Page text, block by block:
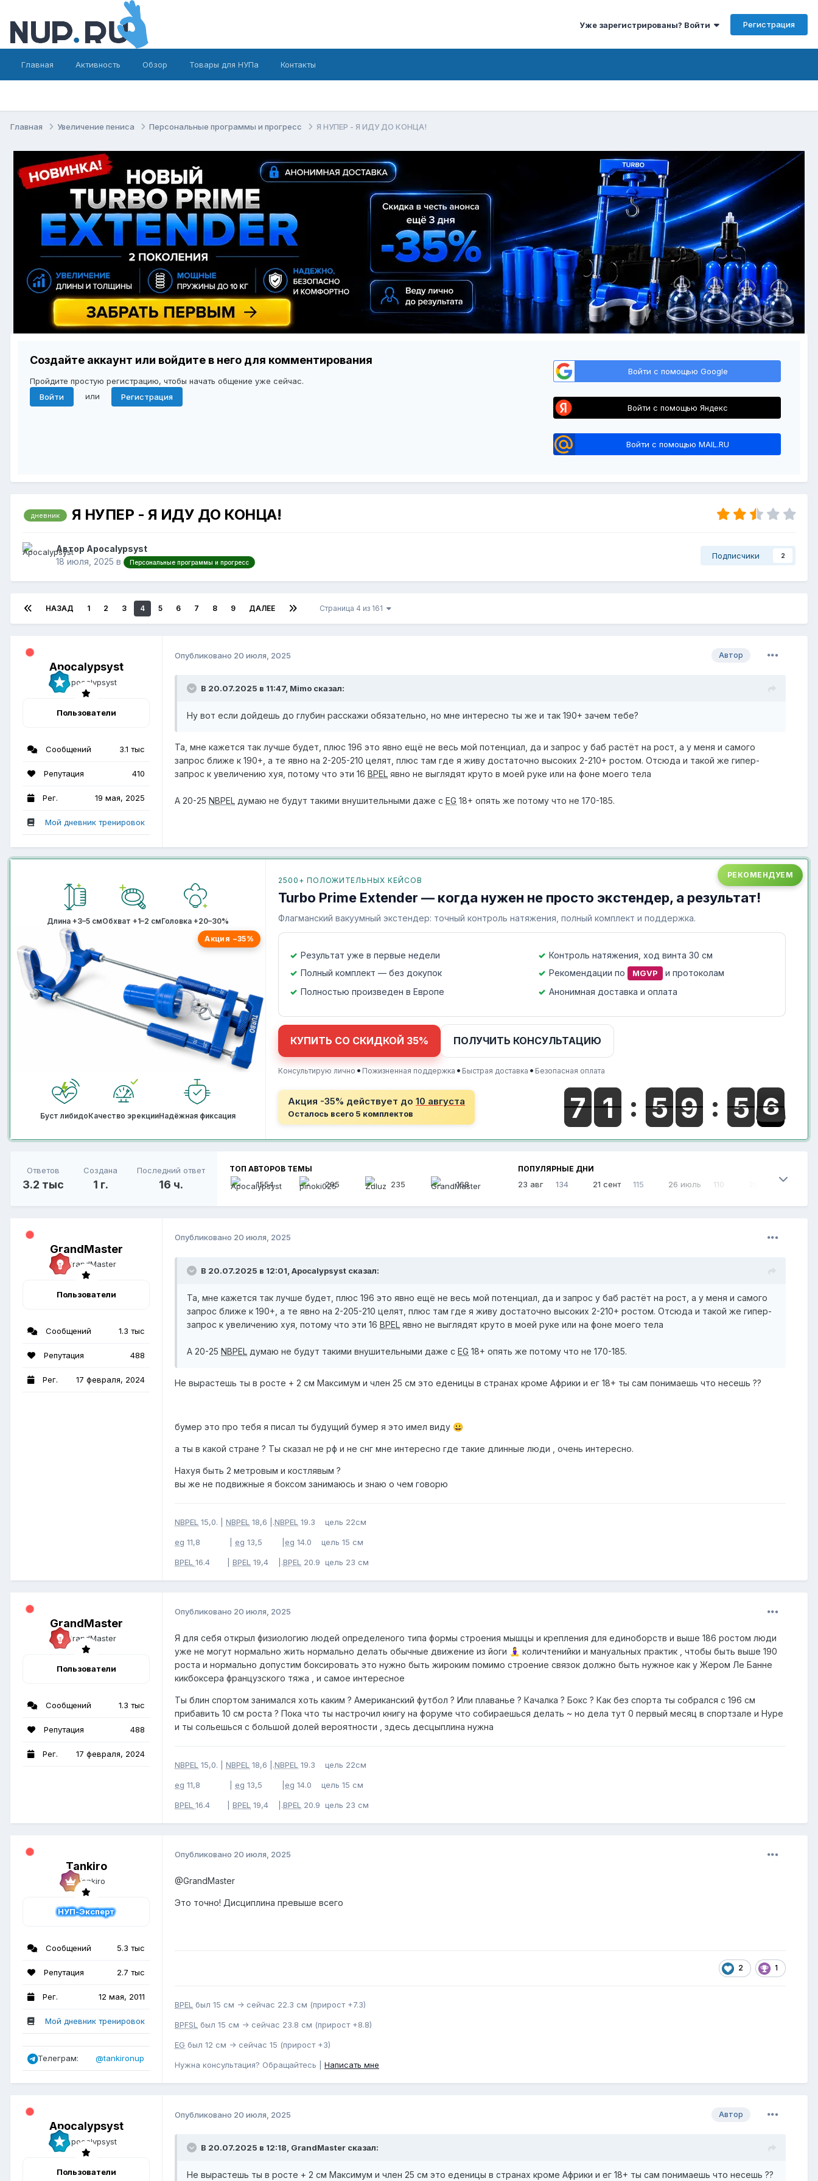
Уже зарегистрированы? Войти Регистрация
Главная Активность Обзор Товары для НУПа Контакты
Главная Увеличение пениса Персональные программы и прогресс Я НУПЕР - Я ИДУ ДО КОНЦА!
Создайте аккаунт или войдите в него для комментирования
Пройдите простую регистрацию, чтобы начать общение уже сейчас.
Войти
или Регистрация
Войти с помощью Google
Войти с помощью Яндекс
Войти с помощью MAIL.RU
дневник Я НУПЕР - Я ИДУ ДО КОНЦА!
Автор Apocalypsyst
18 июля, 2025 в Персональные программы и прогресс
Подписчики 2
НАЗАД 1 2 3 4 5 6 7 8 9 ДАЛЕЕ Страница 4 из 161
Apocalypsyst
Пользователи
Сообщений 3.1 тыс
Репутация 410
Рег. 19 мая, 2025
Мой дневник тренировок
Автор
Опубликовано 20 июля, 2025
В 20.07.2025 в 11:47, Mimo сказал:
Ну вот если дойдешь до глубин расскажи обязательно, но мне интересно ты же и так 190+ зачем тебе?
Та, мне кажется так лучше будет, плюс 196 это явно ещё не весь мой потенциал, да и запрос у баб растёт на рост, а у меня и самого
запрос ближе к 190+, а те явно на 2-205-210 целят, плюс там где я живу достаточно высоких 2-210+ ростом. Отсюда и такой же гипер-
запрос к увеличению хуя, потому что эти 16 BPEL явно не выглядят круто в моей руке или на фоне моего тела
А 20-25 NBPEL думаю не будут такими внушительными даже с EG 18+ опять же потому что не 170-185.
Длина +3–5 смОбхват +1–2 смГоловка +20–30%
Акция −35%
Буст либидоКачество эрекцииНадёжная фиксация
РЕКОМЕНДУЕМ
2500+ ПОЛОЖИТЕЛЬНЫХ КЕЙСОВ
Turbo Prime Extender — когда нужен не просто экстендер, а результат!
Флагманский вакуумный экстендер: точный контроль натяжения, полный комплект и поддержка.
Результат уже в первые недели
Контроль натяжения, ход винта 30 см
Полный комплект — без докупок
Рекомендации по MGVP
и протоколам
Полностью произведен в Европе
Анонимная доставка и оплата
КУПИТЬ СО СКИДКОЙ 35% ПОЛУЧИТЬ КОНСУЛЬТАЦИЮ
Консультирую лично • Пожизненная поддержка • Быстрая доставка • Безопасная оплата
Акция -35% действует до 10 августа
Осталось всего 5 комплектов
Ответов
3.2 тыс
Создана
1 г.
Последний ответ
16 ч.
ТОП АВТОРОВ ТЕМЫ
1554 295 235 168
ПОПУЛЯРНЫЕ ДНИ
23 авг 134 21 сент 115 26 июль 110
GrandMaster
Пользователи
Сообщений 1.3 тыс
Репутация 488
Рег. 17 февраля, 2024
Опубликовано 20 июля, 2025
В 20.07.2025 в 12:01, Apocalypsyst сказал:
Та, мне кажется так лучше будет, плюс 196 это явно ещё не весь мой потенциал, да и запрос у баб растёт на рост, а у меня и самого
запрос ближе к 190+, а те явно на 2-205-210 целят, плюс там где я живу достаточно высоких 2-210+ ростом. Отсюда и такой же гипер-
запрос к увеличению хуя, потому что эти 16 BPEL явно не выглядят круто в моей руке или на фоне моего тела
А 20-25 NBPEL думаю не будут такими внушительными даже с EG 18+ опять же потому что не 170-185.
Не вырастешь ты в росте + 2 см Максимум и член 25 см это еденицы в странах кроме Африки и ег 18+ ты сам понимаешь что несешь ??
бумер это про тебя я писал ты будущий бумер я это имел виду 😀
а ты в какой стране ? Ты сказал не рф и не снг мне интересно где такие длинные люди , очень интересно.
Нахуя быть 2 метровым и костлявым ?
вы же не подвижные я боксом занимаюсь и знаю о чем говорю
NBPEL 15,0. | NBPEL 18,6 |.NBPEL 19.3 цель 22см
eg 11,8 | eg 13,5 | eg 14.0 цель 15 см
BPEL 16.4 | BPEL 19,4 |.BPEL 20.9 цель 23 см
GrandMaster
Пользователи
Сообщений 1.3 тыс
Репутация 488
Рег. 17 февраля, 2024
Опубликовано 20 июля, 2025
Я для себя открыл физиологию людей определеного типа формы строения мышцы и крепления для единоборств и выше 186 ростом люди
уже не могут нормально жить нормально делать обычные движение из йоги
🧘‍♀️ количтенийки и мануальных практик , чтобы быть выше 190
роста и нормально допустим боксировать это нужно быть жироким помимо строение связок должно быть нужное как у Жером Ле Банне
кикбоксера французского тяжа , и самое интересное
Ты блин спортом занимался хоть каким ? Американский футбол ? Или плаванье ? Качалка ? Бокс ? Как без спорта ты собрался с 196 см
прибавить 10 см роста ? Пока что ты настрочил книгу на форуме что собираешься делать ~ но дела тут 0 первый месяц в спортзале и Нуре
и ты сольешься с большой долей вероятности , здесь десцыплина нужна
NBPEL 15,0. | NBPEL 18,6 |.NBPEL 19.3 цель 22см
eg 11,8 | eg 13,5 | eg 14.0 цель 15 см
BPEL 16.4 | BPEL 19,4 |.BPEL 20.9 цель 23 см
Tankiro
НУП-Эксперт
Сообщений 5.3 тыс
Репутация 2.7 тыс
Рег. 12 мая, 2011
Мой дневник тренировок
Телеграм: @tankironup
Опубликовано 20 июля, 2025
@GrandMaster
Это точно! Дисциплина превыше всего
2 1
BPEL был 15 см -> сейчас 22.3 см (прирост +7.3)
BPFSL был 15 см -> сейчас 23.8 см (прирост +8.8)
EG был 12 см -> сейчас 15 (прирост +3)
Нужна консультация? Обращайтесь | Написать мне
Apocalypsyst
Пользователи
Автор
Опубликовано 20 июля, 2025
В 20.07.2025 в 12:18, GrandMaster сказал:
Не вырастешь ты в росте + 2 см Максимум и член 25 см это еденицы в странах кроме Африки и ег 18+ ты сам понимаешь что несешь ??